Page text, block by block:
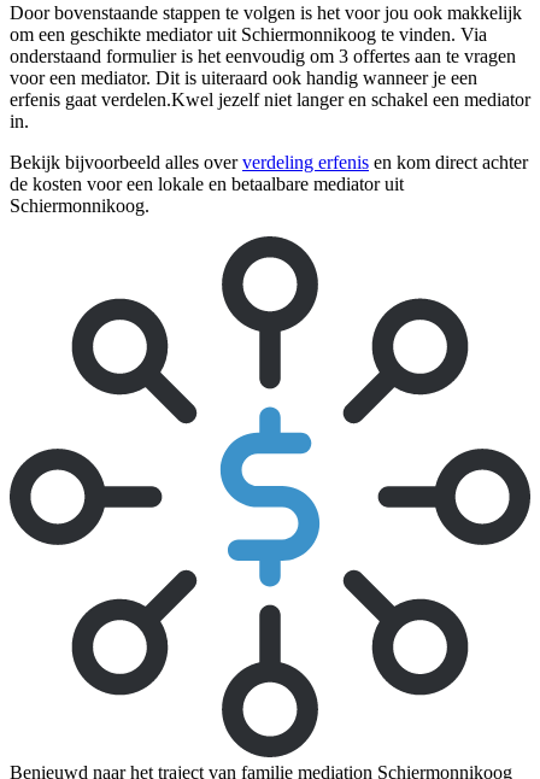
Door bovenstaande stappen te volgen is het voor jou ook makkelijk
om een geschikte mediator uit Schiermonnikoog te vinden. Via
onderstaand formulier is het eenvoudig om 3 offertes aan te vragen
voor een mediator. Dit is uiteraard ook handig wanneer je een
erfenis gaat verdelen.Kwel jezelf niet langer en schakel een mediator
in.
Bekijk bijvoorbeeld alles oververdeling erfenis en kom direct achter
de kosten voor een lokale en betaalbare mediator uit
Schiermonnikoog.
Benieuwd naar het traject van familie mediation Schiermonnikoog